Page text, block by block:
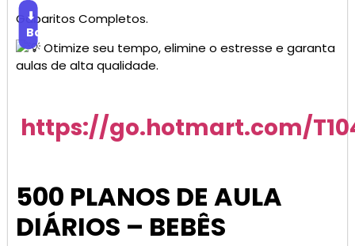
Gabaritos Completos.
⬇
Baixar
Otimize seu tempo, elimine o estresse e garanta
aulas de alta qualidade.
https://go.hotmart.com/
500 PLANOS DE AULA
DIÁRIOS – BEBÊS